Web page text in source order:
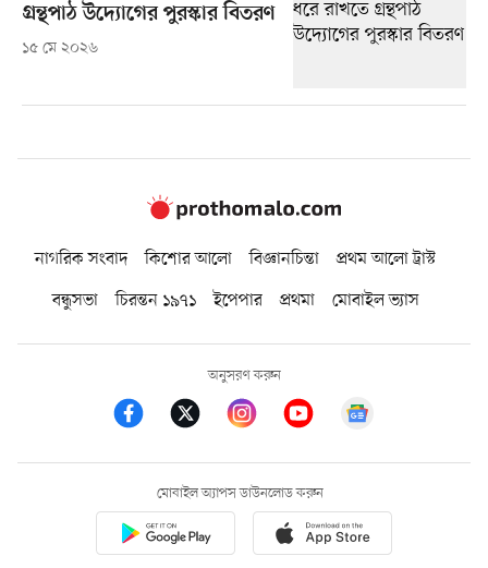
গ্রন্থপাঠ উদ্যোগের পুরস্কার বিতরণ
১৫ মে ২০২৬
নাগরিক সংবাদ কিশোর আলো বিজ্ঞানচিন্তা
প্রথম আলো ট্রাস্ট
বন্ধুসভা
চিরন্তন ১৯৭১ ইপেপার প্রথমা মোবাইল ভ্যাস
অনুসরণ করুন
মোবাইল অ্যাপস ডাউনলোড করুন